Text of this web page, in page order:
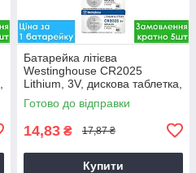
Батарейка літієва
Westinghouse CR2025
Lithium, 3V, дискова таблетка,
блісте, Таблетка дискова
CR2025
Готово до відправки
14,83 ₴ 17,87 ₴
Купити